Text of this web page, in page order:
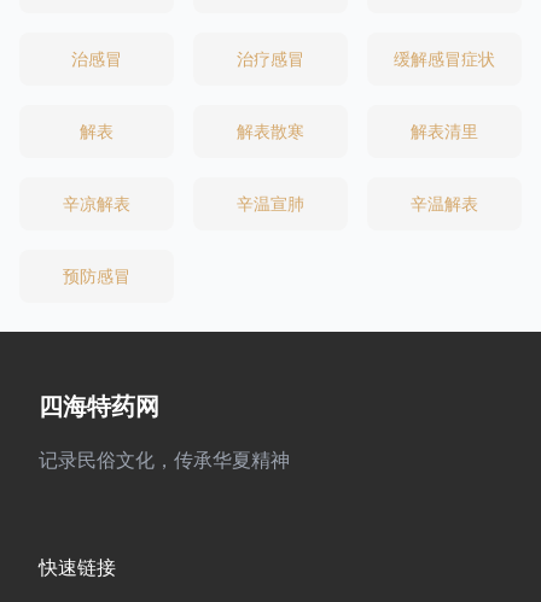
治感冒 治疗感冒 缓解感冒症状
解表 解表散寒 解表清里
辛凉解表 辛温宣肺 辛温解表
预防感冒
四海特药网
记录民俗文化，传承华夏精神
快速链接